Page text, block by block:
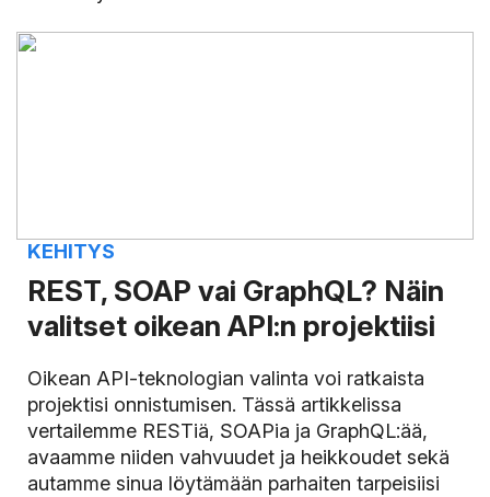
REST, SOAP vai GraphQL? Näin
valitset oikean API:n projektiisi
KEHITYS
Oikean API-teknologian valinta voi ratkaista
projektisi onnistumisen. Tässä artikkelissa
vertailemme RESTiä, SOAPia ja GraphQL:ää,
avaamme niiden vahvuudet ja heikkoudet sekä
autamme sinua löytämään parhaiten tarpeisiisi